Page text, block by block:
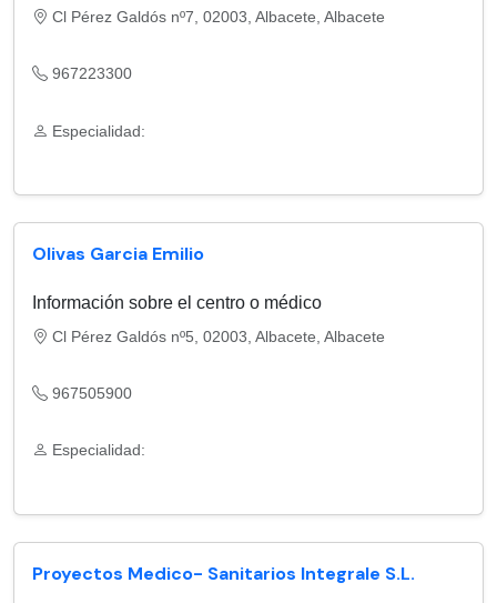
Cl Pérez Galdós nº7, 02003, Albacete, Albacete
967223300
Especialidad:
Olivas Garcia Emilio
Información sobre el centro o médico
Cl Pérez Galdós nº5, 02003, Albacete, Albacete
967505900
Especialidad:
Proyectos Medico- Sanitarios Integrale S.L.